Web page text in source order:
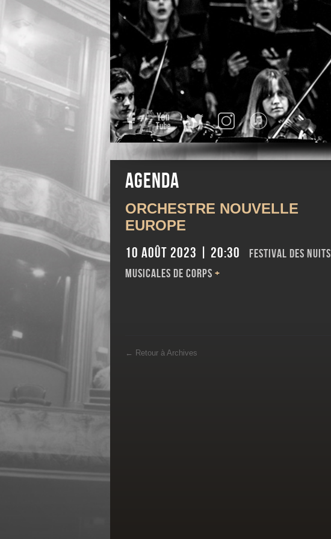
FacebookYouTube Twitter InstagramiTunes
Agenda
ORCHESTRE NOUVELLE
EUROPE
10 août 2023 | 20:30
Festival des Nuits
Musicales de Corps +
← Retour à Archives